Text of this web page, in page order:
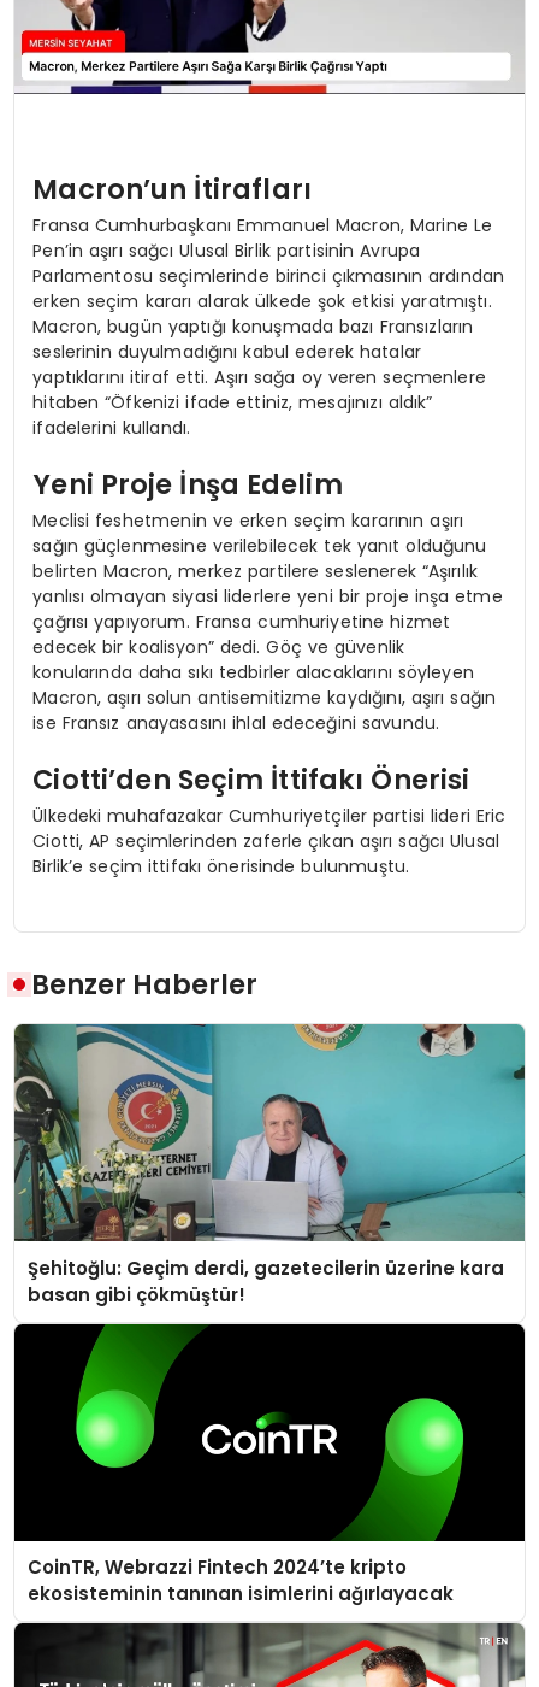
Macron’un İtirafları
Fransa Cumhurbaşkanı Emmanuel Macron, Marine Le
Pen’in aşırı sağcı Ulusal Birlik partisinin Avrupa
Parlamentosu seçimlerinde birinci çıkmasının ardından
erken seçim kararı alarak ülkede şok etkisi yaratmıştı.
Macron, bugün yaptığı konuşmada bazı Fransızların
seslerinin duyulmadığını kabul ederek hatalar
yaptıklarını itiraf etti. Aşırı sağa oy veren seçmenlere
hitaben “Öfkenizi ifade ettiniz, mesajınızı aldık”
ifadelerini kullandı.
Yeni Proje İnşa Edelim
Meclisi feshetmenin ve erken seçim kararının aşırı
sağın güçlenmesine verilebilecek tek yanıt olduğunu
belirten Macron, merkez partilere seslenerek “Aşırılık
yanlısı olmayan siyasi liderlere yeni bir proje inşa etme
çağrısı yapıyorum. Fransa cumhuriyetine hizmet
edecek bir koalisyon” dedi. Göç ve güvenlik
konularında daha sıkı tedbirler alacaklarını söyleyen
Macron, aşırı solun antisemitizme kaydığını, aşırı sağın
ise Fransız anayasasını ihlal edeceğini savundu.
Ciotti’den Seçim İttifakı Önerisi
Ülkedeki muhafazakar Cumhuriyetçiler partisi lideri Eric
Ciotti, AP seçimlerinden zaferle çıkan aşırı sağcı Ulusal
Birlik’e seçim ittifakı önerisinde bulunmuştu.
Benzer Haberler
Şehitoğlu: Geçim derdi, gazetecilerin üzerine kara
basan gibi çökmüştür!
CoinTR, Webrazzi Fintech 2024’te kripto
ekosisteminin tanınan isimlerini ağırlayacak